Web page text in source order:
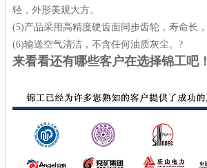
轻，外形美观大方。
(5)产品采用高精度硬齿面同步齿轮，寿命长，
(6)输送空气清洁，不含任何油质灰尘。?
来看看还有哪些客户在选择锦工吧！